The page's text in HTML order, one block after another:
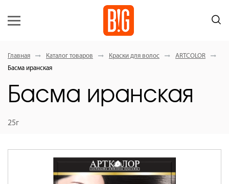
Главная Каталог товаров Краски для волос
ARTCOLOR
Басма иранская
Басма иранская
25г